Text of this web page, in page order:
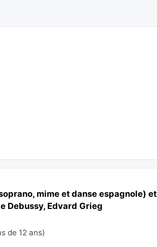
mime et danse espagnole) et
Debussy, Edvard Grieg
de 12 ans)